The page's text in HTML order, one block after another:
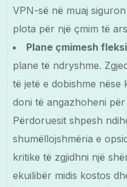
VPN-së në muaj
plota për një çmim të
Plane çmimesh
plane të ndryshme.
të jetë e dobishme
doni të angazhoheni
Përdoruesit shpesh
shumëllojshmëria e
kritike të zgjidhni një
ekuilibër midis kostos